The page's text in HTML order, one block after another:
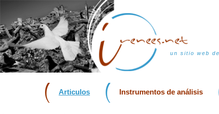
un sitio web
Articulos Instrumentos de análisis